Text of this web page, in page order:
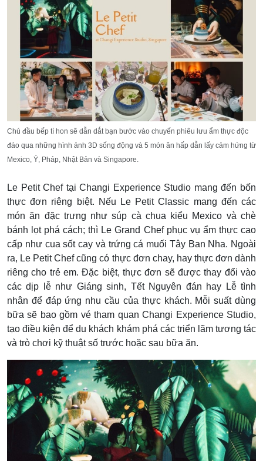
Chú đầu bếp tí hon sẽ dẫn dắt bạn bước vào chuyến phiêu lưu ẩm thực độc
đáo qua những hình ảnh 3D sống động và 5 món ăn hấp dẫn lấy cảm hứng từ
Mexico, Ý, Pháp, Nhật Bản và Singapore.
Le Petit Chef tại Changi Experience Studio mang đến bốn
thực đơn riêng biệt. Nếu Le Petit Classic mang đến các
món ăn đặc trưng như súp cà chua kiểu Mexico và chè
bánh lọt phá cách; thì Le Grand Chef phục vụ ẩm thực cao
cấp như cua sốt cay và trứng cá muối Tây Ban Nha. Ngoài
ra, Le Petit Chef cũng có thực đơn chay, hay thực đơn dành
riêng cho trẻ em. Đặc biệt, thực đơn sẽ được thay đổi vào
các dịp lễ như Giáng sinh, Tết Nguyên đán hay Lễ tình
nhân để đáp ứng nhu cầu của thực khách. Mỗi suất dùng
bữa sẽ bao gồm vé tham quan Changi Experience Studio,
tạo điều kiện để du khách khám phá các triển lãm tương tác
và trò chơi kỹ thuật số trước hoặc sau bữa ăn.